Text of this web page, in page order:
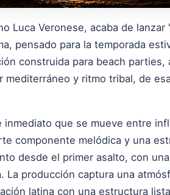
Luca Veronese, acaba de lanzar
pensado para la temporada
construida para beach
mediterráneo y ritmo tribal, de
que se mueve entre
componente melódica y una
desde el primer asalto, con
producción captura una
latina con una estructura